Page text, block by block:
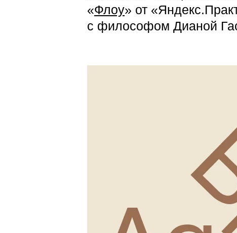
«Флоу» от
с философом Дианой